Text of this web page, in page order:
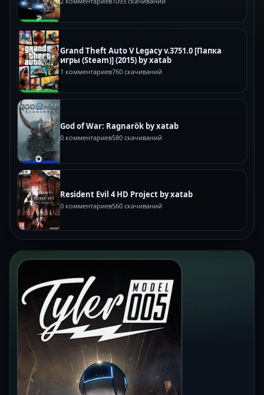
Grand Theft Auto V Legacy v.3751.0 [Папка
игры (Steam)] (2015) by xatab
1 комментариев760 скачиваний
God of War: Ragnarök by xatab
0 комментариев580 скачиваний
Resident Evil 4 HD Project by xatab
0 комментариев560 скачиваний